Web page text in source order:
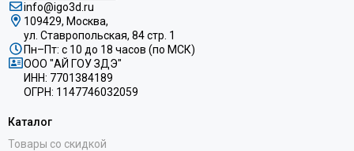
info@igo3d.ru
109429, Москва,
ул. Ставропольская, 84 стр. 1
Пн–Пт: с 10 до 18 часов (по МСК)
ООО "АЙ ГОУ ЗДЭ"
ИНН: 7701384189
ОГРН: 1147746032059
Каталог
Товары со скидкой